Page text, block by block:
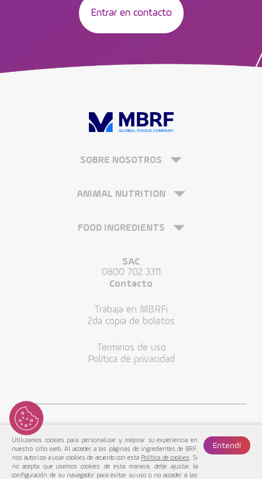
Entrar en contacto
SOBRE NOSOTROS
ANIMAL NUTRITION
FOOD INGREDIENTS
SAC
0800 702 3311
Contacto
Trabaja en MBRFi
2da copia de boletos
Terminos de uso
Política de privacidad
Utilizamos cookies para personalizar y mejorar su experiencia en
nuestro sitio web. Al acceder a las páginas de ingredientes de BRF,
nos autoriza a usar cookies de acuerdo con esta Política de cookies. Si
no acepta que usemos cookies de esta manera, debe ajustar la
configuración de su navegador para evitar su uso o no acceder a las
Entendí